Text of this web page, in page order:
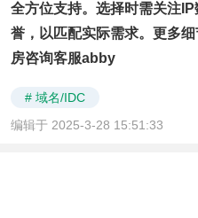
全方位支持。选择时需关注
誉，以匹配实际需求。更多
房咨询客服abby
# 域名/IDC
编辑于 2025-3-28 15:51:33